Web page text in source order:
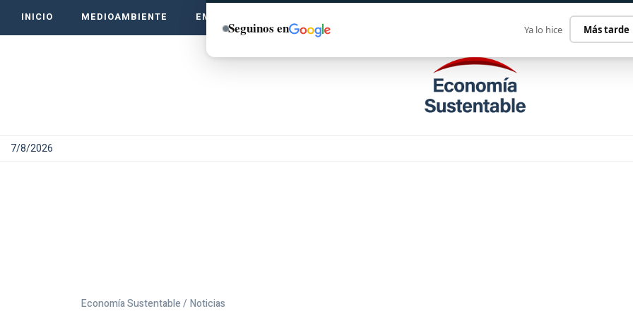
INICIO MEDIOAMBIENTE EMPRENDE VERDE
7/8/2026
Economía Sustentable / Noticias
Seguinos en Ya lo hice Más tarde